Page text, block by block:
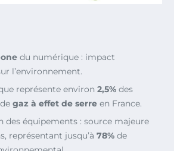
du numérique : impact
l’environnement.
représente environ 2,5% des
gaz à effet de serre en France.
des équipements : source majeure
représentant jusqu’à 78% de